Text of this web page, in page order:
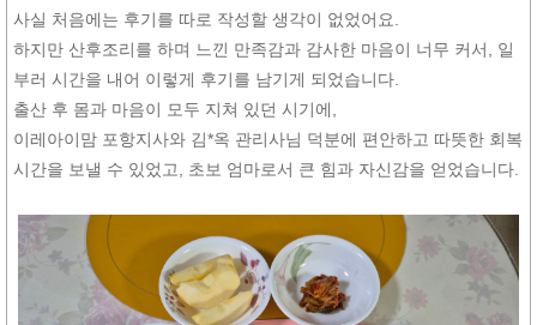
사실 처음에는 후기를 따로 작성할 생각이 없었어요.
하지만 산후조리를 하며 느낀 만족감과 감사한 마음이 너무 커서, 일
부러 시간을 내어 이렇게 후기를 남기게 되었습니다.
출산 후 몸과 마음이 모두 지쳐 있던 시기에,
이레아이맘 포항지사와 김*옥 관리사님 덕분에 편안하고 따뜻한 회복
시간을 보낼 수 있었고, 초보 엄마로서 큰 힘과 자신감을 얻었습니다.